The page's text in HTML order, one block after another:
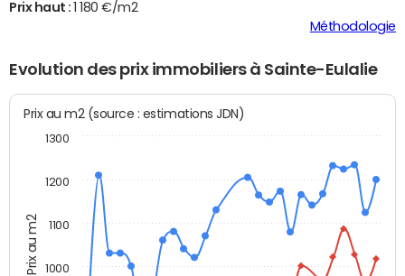
Prix haut :
1 180 €/m2
Méthodologie
Evolution des prix immobiliers à Sainte-Eulalie
Prix au m2
Prix au m2 (source : estimations JDN)
1000
1100
1200
1300